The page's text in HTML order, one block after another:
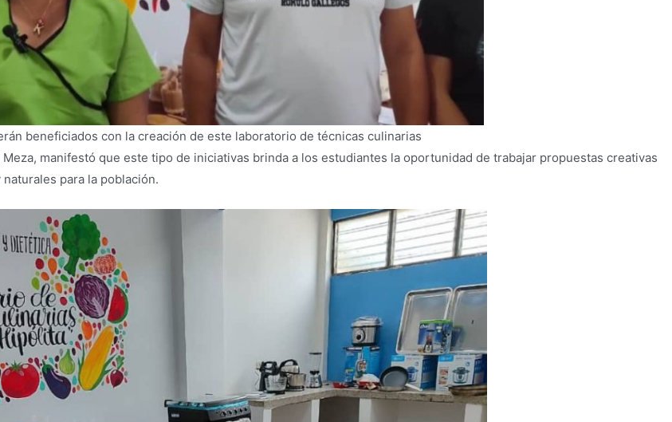
beneficiados con la creación de este laboratorio de técnicas culinarias
manifestó que este tipo de iniciativas brinda a los estudiantes la oportunidad de trabajar propuestas creativas
para la población.